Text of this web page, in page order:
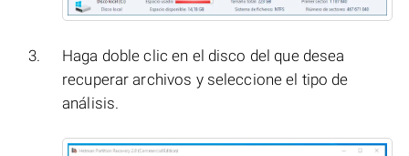
Haga doble clic en el disco del que desea
recuperar archivos y seleccione el tipo de
análisis.